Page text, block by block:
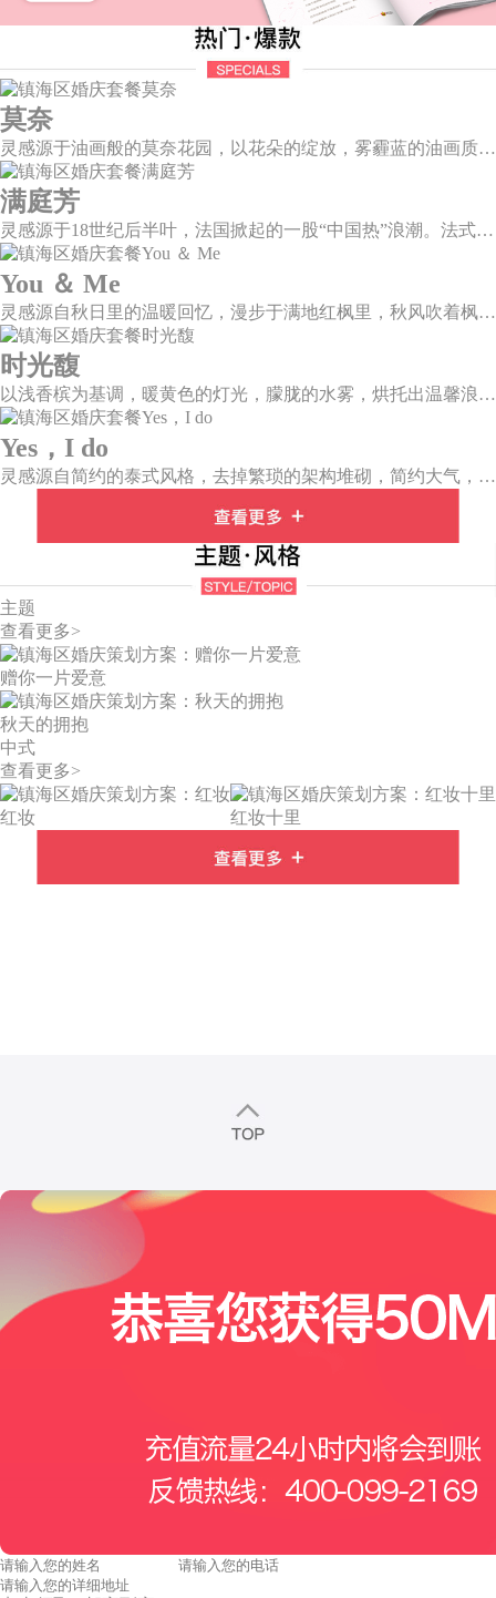
莫奈
灵感源于油画般的莫奈花园，以花朵的绽放，雾霾蓝的油画质感打造，簇拥着花房的精美花艺点缀。在这幽静美好的方寸之地，浪漫正在生长和蔓延，直至永恒。
满庭芳
灵感源于18世纪后半叶，法国掀起的一股“中国热”浪潮。法式华贵糅合了中国风，中西文化元素的精彩碰撞，打造一座绚烂的复古花园，让浪漫婚礼增添了一份优雅气质。
You ＆ Me
灵感源自秋日里的温暖回忆，漫步于满地红枫里，秋风吹着枫叶飒飒作响，我看着漫天的霞光，脑海里灵感渐渐浮现，希望绘出一场如秋意般温柔的婚礼，将所有的美好定格于此。
时光馥
以浅香槟为基调，暖黄色的灯光，朦胧的水雾，烘托出温馨浪漫的唯美场景，干净的大型道具布搭配白色香槟色的花艺，让新人和来宾们都能陶醉在幸福梦幻的氛围中。
Yes，I do
灵感源自简约的泰式风格，去掉繁琐的架构堆砌，简约大气，雪山白与玛莎拉红的色彩碰撞，打造一种温馨明亮的感觉。
主题
查看更多>
赠你一片爱意
秋天的拥抱
中式
查看更多>
红妆 红妆十里